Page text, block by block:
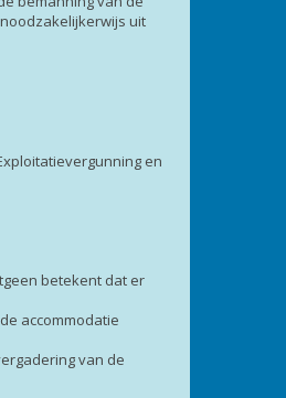
uit
en
betekent dat er
accommodatie
van de